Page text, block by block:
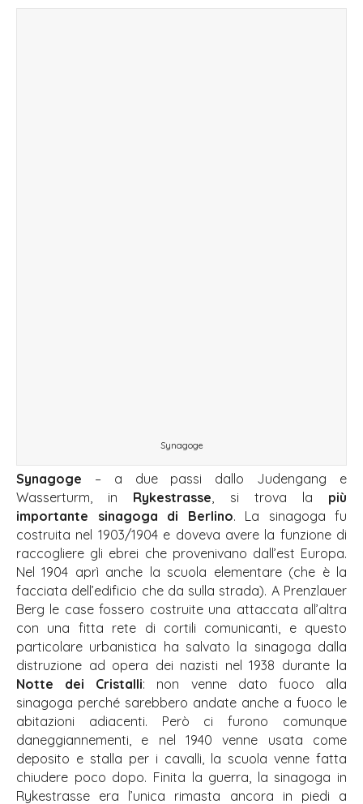
Synagoge
Synagoge – a due passi dallo Judengang e
Wasserturm, in Rykestrasse, si trova la più
importante sinagoga di Berlino. La sinagoga fu
costruita nel 1903/1904 e doveva avere la funzione di
raccogliere gli ebrei che provenivano dall’est Europa.
Nel 1904 aprì anche la scuola elementare (che è la
facciata dell’edificio che da sulla strada). A Prenzlauer
Berg le case fossero costruite una attaccata all’altra
con una fitta rete di cortili comunicanti, e questo
particolare urbanistica ha salvato la sinagoga dalla
distruzione ad opera dei nazisti nel 1938 durante la
Notte dei Cristalli: non venne dato fuoco alla
sinagoga perché sarebbero andate anche a fuoco le
abitazioni adiacenti. Però ci furono comunque
daneggiannementi, e nel 1940 venne usata come
deposito e stalla per i cavalli, la scuola venne fatta
chiudere poco dopo. Finita la guerra, la sinagoga in
Rykestrasse era l’unica rimasta ancora in piedi a